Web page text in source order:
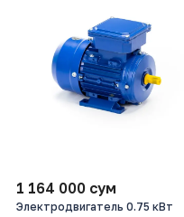
1 164 000сум
Электродвигатель 0.75 кВт